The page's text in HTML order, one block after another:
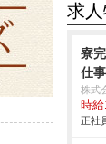
求
寮
仕
株式
時給
正社